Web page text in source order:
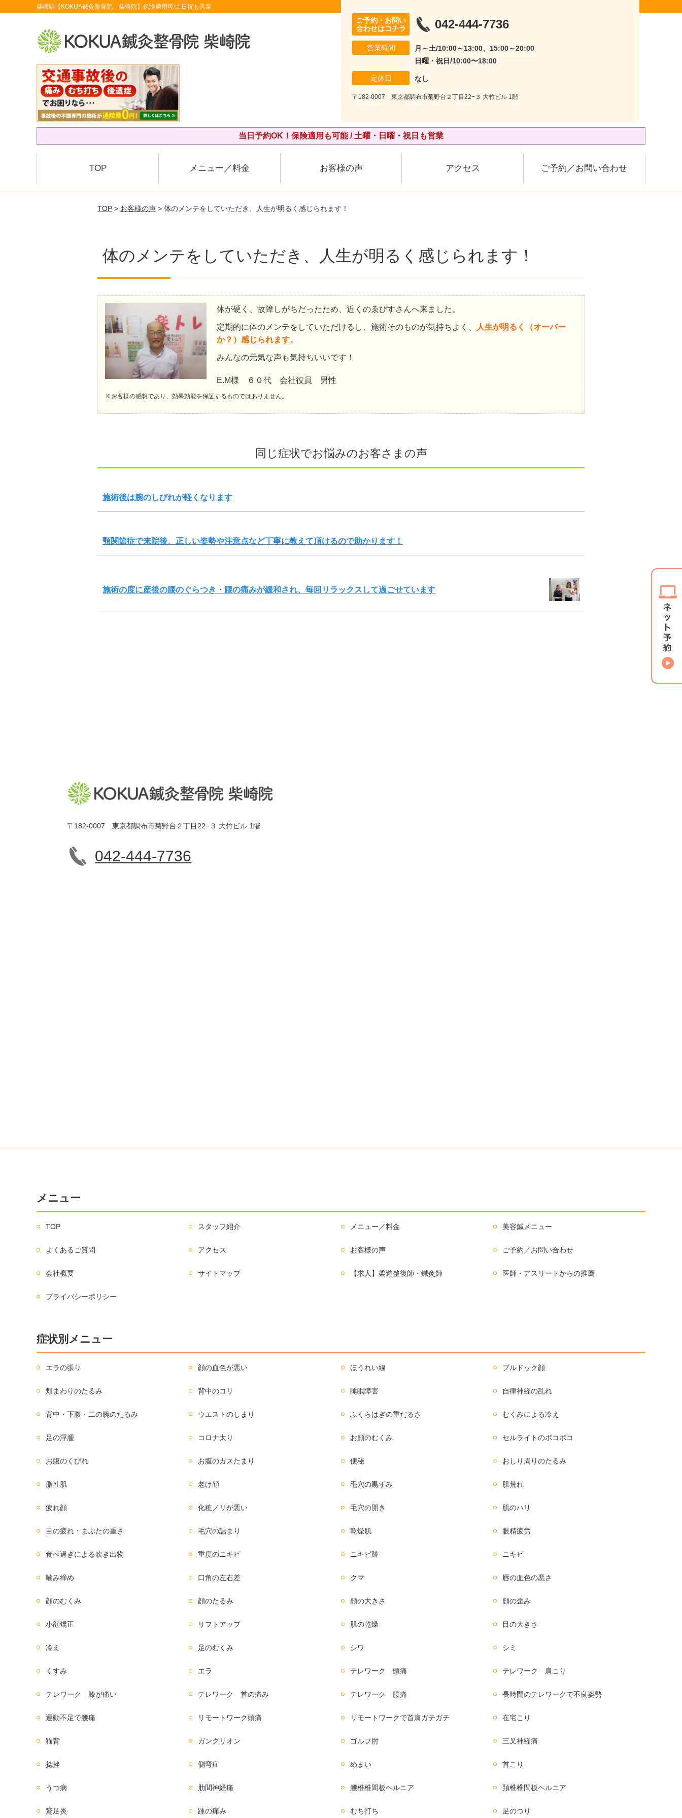
柴崎駅【KOKUA鍼灸整骨院 柴崎院】保険適用可/土日祝も営業
ご予約・お問い
合わせはコチラ
042-444-7736
営業時間
月～土/10:00～13:00、15:00～20:00
日曜・祝日/10:00〜18:00
定休日 なし
〒182-0007 東京都調布市菊野台２丁目22−３ 大竹ビル 1階
当日予約OK！保険適用も可能 / 土曜・日曜・祝日も営業
TOP メニュー／料金 お客様の声 アクセス ご予約／お問い合わせ
TOP > お客様の声 > 体のメンテをしていただき、人生が明るく感じられます！
体のメンテをしていただき、人生が明るく感じられます！
体が硬く、故障しがちだったため、近くのゑびすさんへ来ました。
定期的に体のメンテをしていただけるし、施術そのものが気持ちよく、
人生が明るく（オーバー
か？）感じられます。
みんなの元気な声も気持ちいいです！
E.M様 ６０代 会社役員 男性
※お客様の感想であり、効果効能を保証するものではありません。
同じ症状でお悩みのお客さまの声
施術後は腕のしびれが軽くなります
顎関節症で来院後、正しい姿勢や注意点など丁寧に教えて頂けるので助かります！
施術の度に産後の腰のぐらつき・腰の痛みが緩和され、毎回リラックスして過ごせています
〒182-0007 東京都調布市菊野台２丁目22−３ 大竹ビル 1階
042-444-7736
メニュー
TOP スタッフ紹介 メニュー／料金 美容鍼メニュー
よくあるご質問 アクセス お客様の声 ご予約／お問い合わせ
会社概要 サイトマップ 【求人】柔道整復師・鍼灸師 医師・アスリートからの推薦
プライバシーポリシー
症状別メニュー
エラの張り 顔の血色が悪い ほうれい線 ブルドック顔
頬まわりのたるみ 背中のコリ 睡眠障害 自律神経の乱れ
背中・下腹・二の腕のたるみ ウエストのしまり ふくらはぎの重だるさ むくみによる冷え
足の浮腫 コロナ太り お顔のむくみ セルライトのボコボコ
お腹のくびれ お腹のガスたまり 便秘 おしり周りのたるみ
脂性肌 老け顔 毛穴の黒ずみ 肌荒れ
疲れ顔 化粧ノリが悪い 毛穴の開き 肌のハリ
目の疲れ・まぶたの重さ 毛穴の詰まり 乾燥肌 眼精疲労
食べ過ぎによる吹き出物 重度のニキビ ニキビ跡 ニキビ
噛み締め 口角の左右差 クマ 唇の血色の悪さ
顔のむくみ 顔のたるみ 顔の大きさ 顔の歪み
小顔矯正 リフトアップ 肌の乾燥 目の大きさ
冷え 足のむくみ シワ シミ
くすみ エラ テレワーク 頭痛 テレワーク 肩こり
テレワーク 膝が痛い テレワーク 首の痛み テレワーク 腰痛 長時間のテレワークで不良姿勢
運動不足で腰痛 リモートワーク頭痛 リモートワークで首肩ガチガチ 在宅こり
猫背 ガングリオン ゴルフ肘 三叉神経痛
捻挫 側弯症 めまい 首こり
うつ病 肋間神経痛 腰椎椎間板ヘルニア 頚椎椎間板ヘルニア
鵞足炎 踵の痛み むち打ち 足のつり